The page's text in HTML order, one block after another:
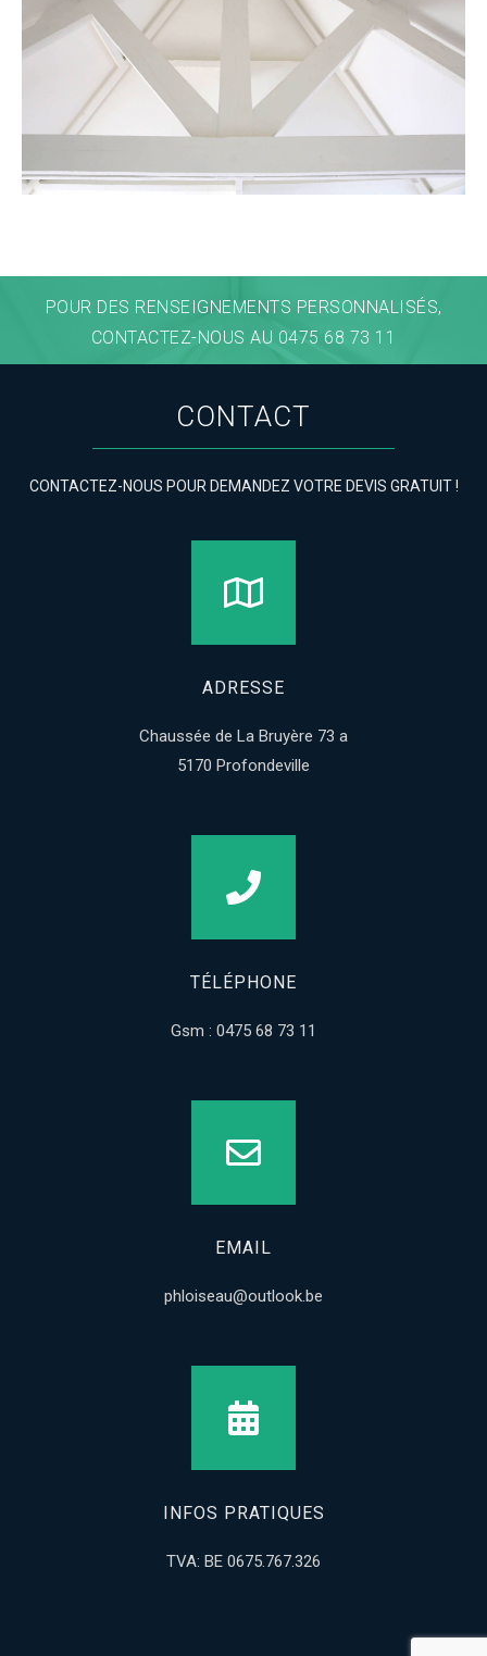
POUR DES RENSEIGNEMENTS PERSONNALISÉS,
CONTACTEZ-NOUS AU 0475 68 73 11
CONTACT
CONTACTEZ-NOUS POUR DEMANDEZ VOTRE DEVIS GRATUIT !
ADRESSE
Chaussée de La Bruyère 73 a
5170 Profondeville
TÉLÉPHONE
Gsm : 0475 68 73 11
EMAIL
phloiseau@outlook.be
INFOS PRATIQUES
TVA: BE 0675.767.326